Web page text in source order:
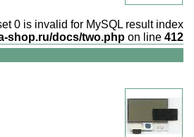
0 is invalid for MySQL result index
shop.ru/docs/two.php on line 412